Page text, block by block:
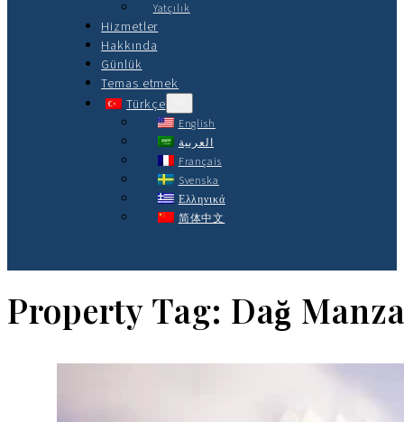
Yatçılık
Hizmetler
Hakkında
Günlük
Temas etmek
Türkçe
English
العربية
Français
Svenska
Ελληνικά
简体中文
Property Tag: Dağ